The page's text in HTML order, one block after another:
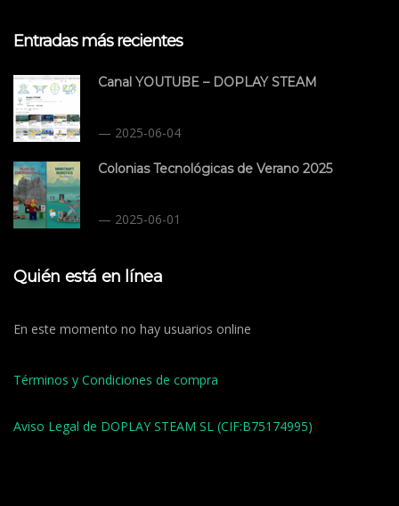
Entradas más recientes
Canal YOUTUBE – DOPLAY STEAM
2025-06-04
Colonias Tecnológicas de Verano 2025
2025-06-01
Quién está en línea
En este momento no hay usuarios online
Términos y Condiciones de compra
Aviso Legal de DOPLAY STEAM SL (CIF:B75174995)